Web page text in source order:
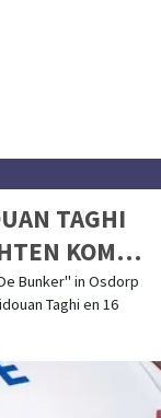
TAGHI
KOMEN
Bunker" in Osdorp
Taghi en 16